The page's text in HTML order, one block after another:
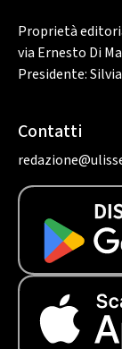
Proprietà
via Ernesto Di
Presidente:
Contatti